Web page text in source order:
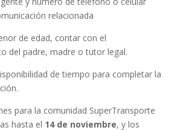
relacionada
de edad, contar con el
del padre, madre o tutor legal.
de tiempo para completar la
para la comunidad SuperTransporte
hasta el 14 de noviembre, y los